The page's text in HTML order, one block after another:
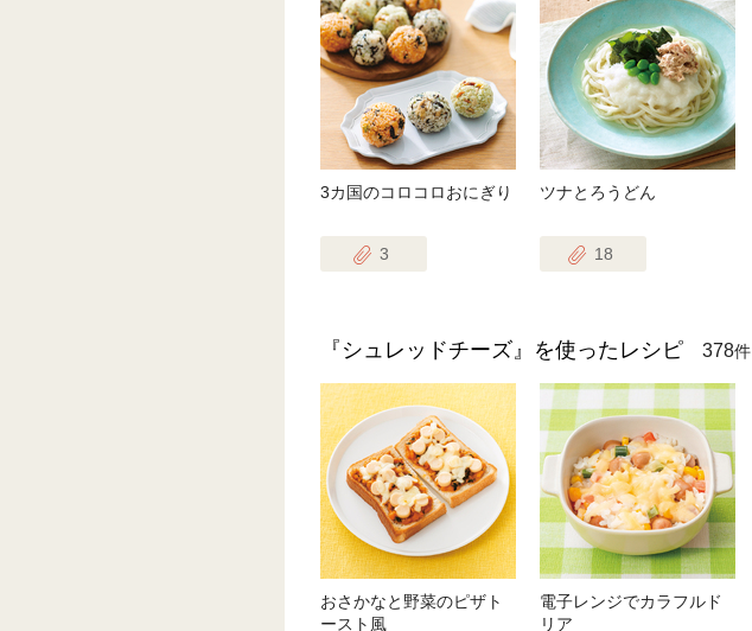
3カ国のコロコロおにぎり
3
ツナとろうどん
18
『シュレッドチーズ』を使ったレシピ 378件
おさかなと野菜のピザト
ースト風
電子レンジでカラフルド
リア